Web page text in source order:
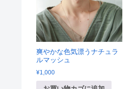
爽やかな色気漂うナチュラ
ルマッシュ
¥1,000